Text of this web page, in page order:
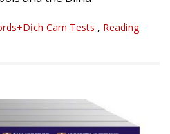
Cam Tests , Reading